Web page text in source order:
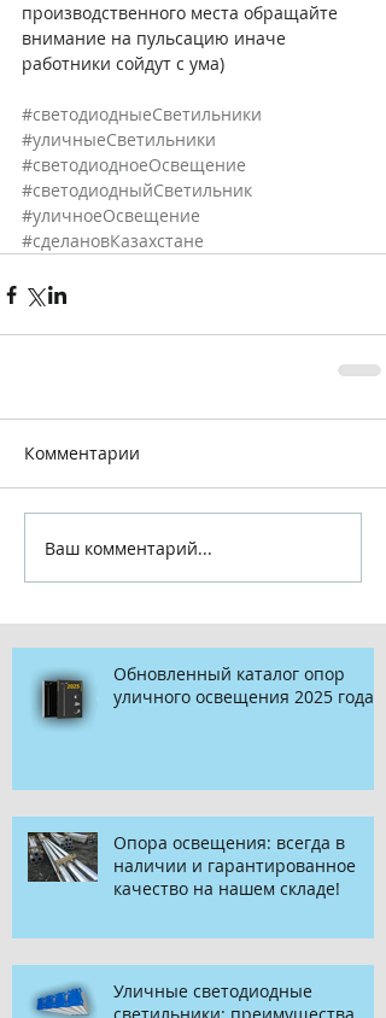
производственного места обращайте
внимание на пульсацию иначе
работники сойдут с ума)
#светодиодныеСветильники
#уличныеСветильники
#светодиодноеОсвещение
#светодиодныйСветильник
#уличноеОсвещение
#сделановКазахстане
Комментарии
Ваш комментарий...
Обновленный каталог опор
уличного освещения 2025 года
Опора освещения: всегда в
наличии и гарантированное
качество на нашем складе!
Уличные светодиодные